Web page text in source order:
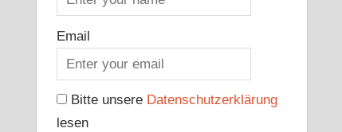
Email
Bitte unsere Datenschutzerklärung
lesen